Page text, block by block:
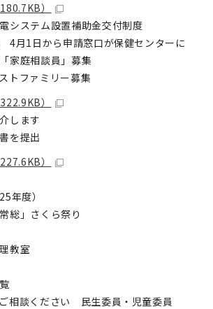
）
システム設置補助金交付制度
4月1日から申請窓口が保健センターに
家庭相談員」募集
トファミリー募集
）
します
を提出
）
年度）
総」さくら祭り
教室
相談ください 民生委員・児童委員